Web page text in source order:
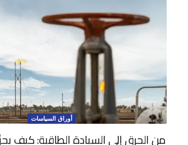
أوراق السياسات
من الحرق إلى السيادة الطاقية: كيف